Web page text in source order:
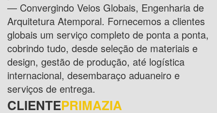
— Convergindo Veios Globais, Engenharia de
Arquitetura Atemporal. Fornecemos a clientes
globais um serviço completo de ponta a ponta,
cobrindo tudo, desde seleção de materiais e
design, gestão de produção, até logística
internacional, desembaraço aduaneiro e
serviços de entrega.
CLIENTEPRIMAZIA